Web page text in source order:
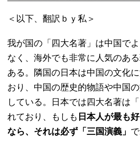
＜以下、翻訳ｂｙ私＞
我が国の「四大名著」は中国で
なく、海外でも非常に人気のあ
ある。隣国の日本は中国の文化
おり、中国の歴史的物語や中国
している。日本では四大名著は
れており、もしも 日本人が最も
なら、それは必ず「三国演義」